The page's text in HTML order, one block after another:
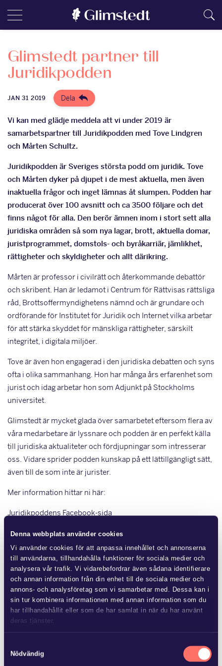
Denna webbplats använder cookies
Vi använder cookies för att anpassa innehållet och annonserna
till användarna, tillhandahålla funktioner för sociala medier och
analysera vår trafik. Vi vidarebefordrar även sådana identifierare
och annan information från din enhet till de sociala medier och
annons- och analysföretag som vi samarbetar med. Dessa kan i
sin tur kombinera informationen med annan information som du
har tillhandahållit eller som de har samlat in när du har använt
deras tjänster.
oss och på vilket sätt vi behandlar personuppgifter.
Nödvändig
Glimstedt partner till
Juridikpodden
JAN 31 2019 Dela
Vi kan med glädje meddela att vi under 2019 är
samarbetspartner till Juridikpodden med Tove Lindgren
och Mårten Schultz.
Juridikpodden är Sveriges största podd om juridik. Tove
och Mårten dyker på djupet i de mest aktuella, men även
inaktuella frågor och inget lämnas åt slumpen. Podden har
producerat över 100 avsnitt och ca 3500 följare och det
finns något för alla. Den berör ämnen inom i stort sett alla
juridiska områden så som nya lagar, brott, aktuella domar,
juristprogrammet, domstols- och byråkarriär, jämlikhet,
rättigheter och skyldigheter och allt därikring.
Mårten är professor i civilrätt och återkommande debattör
och skribent. Han är ledamot i Centrum för Rättvisas rättsliga
råd, Brottsoffermyndighetens nämnd och är grundare och
ordförande för Institutet för Juridik och Internet vilka arbetar
för att stärka skyddet för mänskliga rättigheter, särskilt
integritet, i digitala miljöer.
Tove är även hon engagerad i den juridiska debatten och syns
ofta i olika sammanhang. Hon har många års erfarenhet som
jurist och idag arbetar hon som Adjunkt på Stockholms
universitet.
Glimstedt är mycket glada över samarbetet eftersom flera av
våra medarbetare är lyssnare och podden är en perfekt källa
till juridiska aktualiteter och fördjupningar som intresserar
oss. Vidare sprider podden kunskap på ett lättillgängligt sätt,
även till de som inte är jurister.
Mer information hittar ni här:
Juridikpoddens Facebook-sida
Lyssna påSoundcloud
Mer från Glimstedt
områdessamverkan